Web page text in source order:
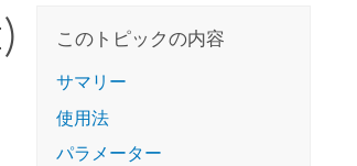
れています。 技術がどのようなものかを
確認したり、ハンズオンのインタラクティ
ブ マップを試したり、製品の機能を調べた
ArcGIS Pro の詳細
、データのパターンや関係性を明らかに
ために使用される空間統計技術を探索
、複雑な問題を解決する知見を引き出し
ースを探索
ケーションを構築し、重要な救助活動を
実現しました。
ストーリーを読む
このトピックの内容
サマリー
使用法
パラメーター